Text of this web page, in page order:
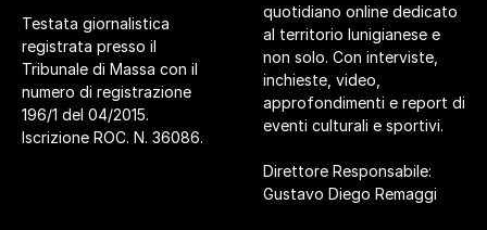
Testata giornalistica
registrata presso il
Tribunale di Massa con il
numero di registrazione
196/1 del 04/2015.
Iscrizione ROC. N. 36086.
quotidiano online dedicato
al territorio lunigianese e
non solo. Con interviste,
inchieste, video,
approfondimenti e report di
eventi culturali e sportivi.
Direttore Responsabile:
Gustavo Diego Remaggi